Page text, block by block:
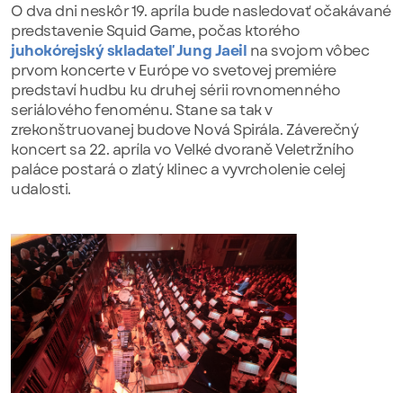
O dva dni neskôr 19. apríla bude nasledovať očakávané
predstavenie Squid Game, počas ktorého
juhokórejský skladateľ Jung Jaeil na svojom vôbec
prvom koncerte v Európe vo svetovej premiére
predstaví hudbu ku druhej sérii rovnomenného
seriálového fenoménu. Stane sa tak v
zrekonštruovanej budove Nová Spirála. Záverečný
koncert sa 22. apríla vo Velké dvoraně Veletržního
paláce postará o zlatý klinec a vyvrcholenie celej
udalosti.